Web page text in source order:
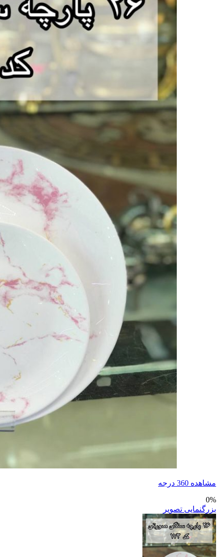
مشاهده 360 درجه
0%
بزرگنمایی تصویر